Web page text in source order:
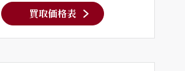
買取価格表